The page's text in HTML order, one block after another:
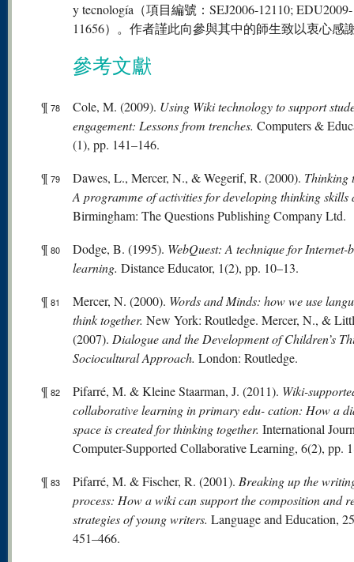
y tecnología（項目編號：SEJ2006-12110; EDU2009-
11656）。作者謹此向參與其中的師生致以衷心感
參考文獻
¶ 78 Cole, M. (2009). Using Wiki technology to support
engagement: Lessons from trenches. Computers &
(1), pp. 141–146.
¶ 79 Dawes, L., Mercer, N., & Wegerif, R. (2000). Thinking
A programme of activities for developing thinking skills
Birmingham: The Questions Publishing Company Ltd.
¶ 80 Dodge, B. (1995). WebQuest: A technique for Internet-
learning. Distance Educator, 1(2), pp. 10–13.
¶ 81 Mercer, N. (2000). Wordsand Minds: how we use
think together. New York: Routledge. Mercer, N., &
(2007). Dialogue and the Development of Children’s
Sociocultural Approach. London: Routledge.
¶ 82 Pifarré, M. & Kleine Staarman, J. (2011). Wiki-
collaborative learning in primary edu- cation: How a
space is created for thinking together. International
Computer-Supported Collaborative Learning, 6(2), pp.
¶ 83 Pifarré, M. & Fischer, R. (2001). Breaking up the
process: How a wiki can support the composition and
strategies of young writers. Language and Education,
451–466.